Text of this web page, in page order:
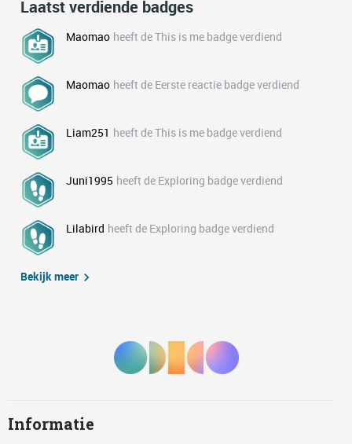
Laatst verdiende badges
Maomao heeft de This is me badge verdiend
Maomao heeft de Eerste reactie badge verdiend
Liam251 heeft de This is me badge verdiend
Juni1995 heeft de Exploring badge verdiend
Lilabird heeft de Exploring badge verdiend
Bekijk meer
Informatie